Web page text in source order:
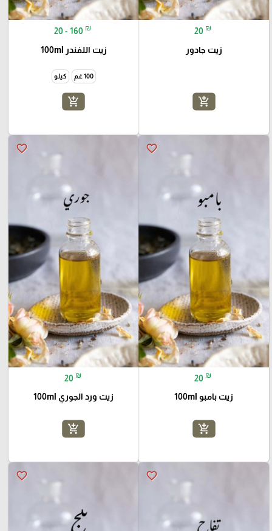
20 ₪
زيت جادور
add_shopping_cart
20 - 160 ₪
زيت اللفندر 100ml
100 غم كيلو
add_shopping_cart
favorite_border
20 ₪
زيت بامبو 100ml
add_shopping_cart
favorite_border
20 ₪
زيت ورد الجوري 100ml
add_shopping_cart
favorite_border
favorite_border